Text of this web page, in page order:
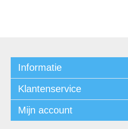
Informatie
Klantenservice
Mijn account